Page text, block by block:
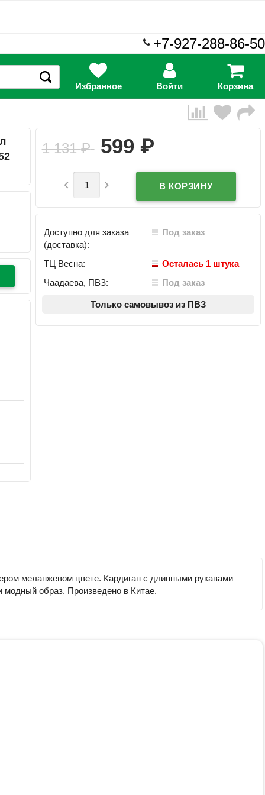
+7-927-288-86-50
Избранное Войти Корзина
1 131₽ 599 ₽
 
Доступно для заказа
(доставка):
Под заказ
ТЦ Весна:
Осталась 1 штука
Чаадаева, ПВЗ:
Под заказ
Только самовывоз из ПВЗ
меланжевом цвете. Кардиган с длинными рукавами
модный образ. Произведено в Китае.